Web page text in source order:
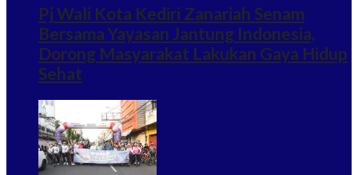
Pj Wali Kota Kediri Zanariah Senam
Bersama Yayasan Jantung Indonesia,
Dorong Masyarakat Lakukan Gaya Hidup
Sehat